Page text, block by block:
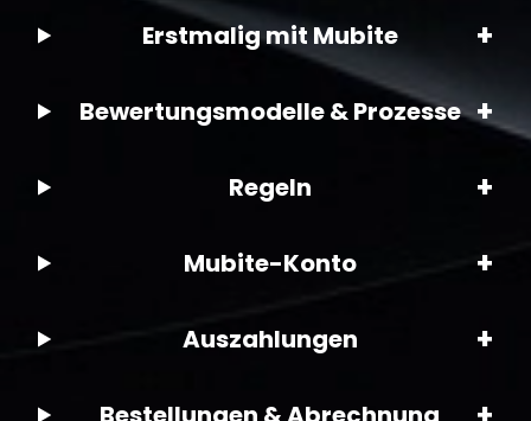
Erstmalig mit Mubite +
Bewertungsmodelle & Prozesse +
Regeln +
Mubite-Konto +
Auszahlungen +